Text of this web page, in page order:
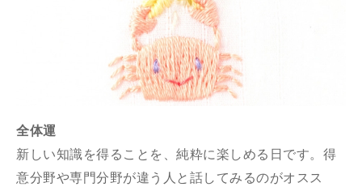
全体運
新しい知識を得ることを、純粋に楽しめる日です。得
意分野や専門分野が違う人と話してみるのがオスス